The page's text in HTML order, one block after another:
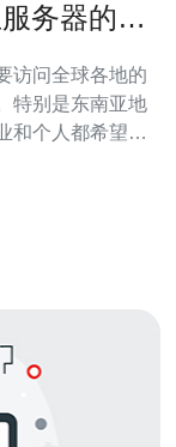
务器的最
访问全球各地的
特别是东南亚地
和个人都希望能
并推荐一些优质